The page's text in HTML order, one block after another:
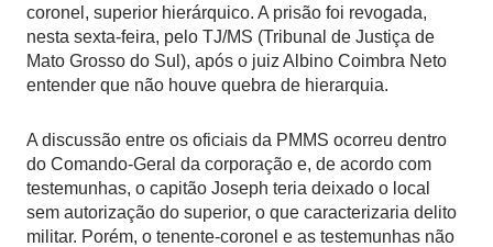
coronel, superior hierárquico. A prisão foi revogada,
nesta sexta-feira, pelo TJ/MS (Tribunal de Justiça de
Mato Grosso do Sul), após o juiz Albino Coimbra Neto
entender que não houve quebra de hierarquia.
A discussão entre os oficiais da PMMS ocorreu dentro
do Comando-Geral da corporação e, de acordo com
testemunhas, o capitão Joseph teria deixado o local
sem autorização do superior, o que caracterizaria delito
militar. Porém, o tenente-coronel e as testemunhas não